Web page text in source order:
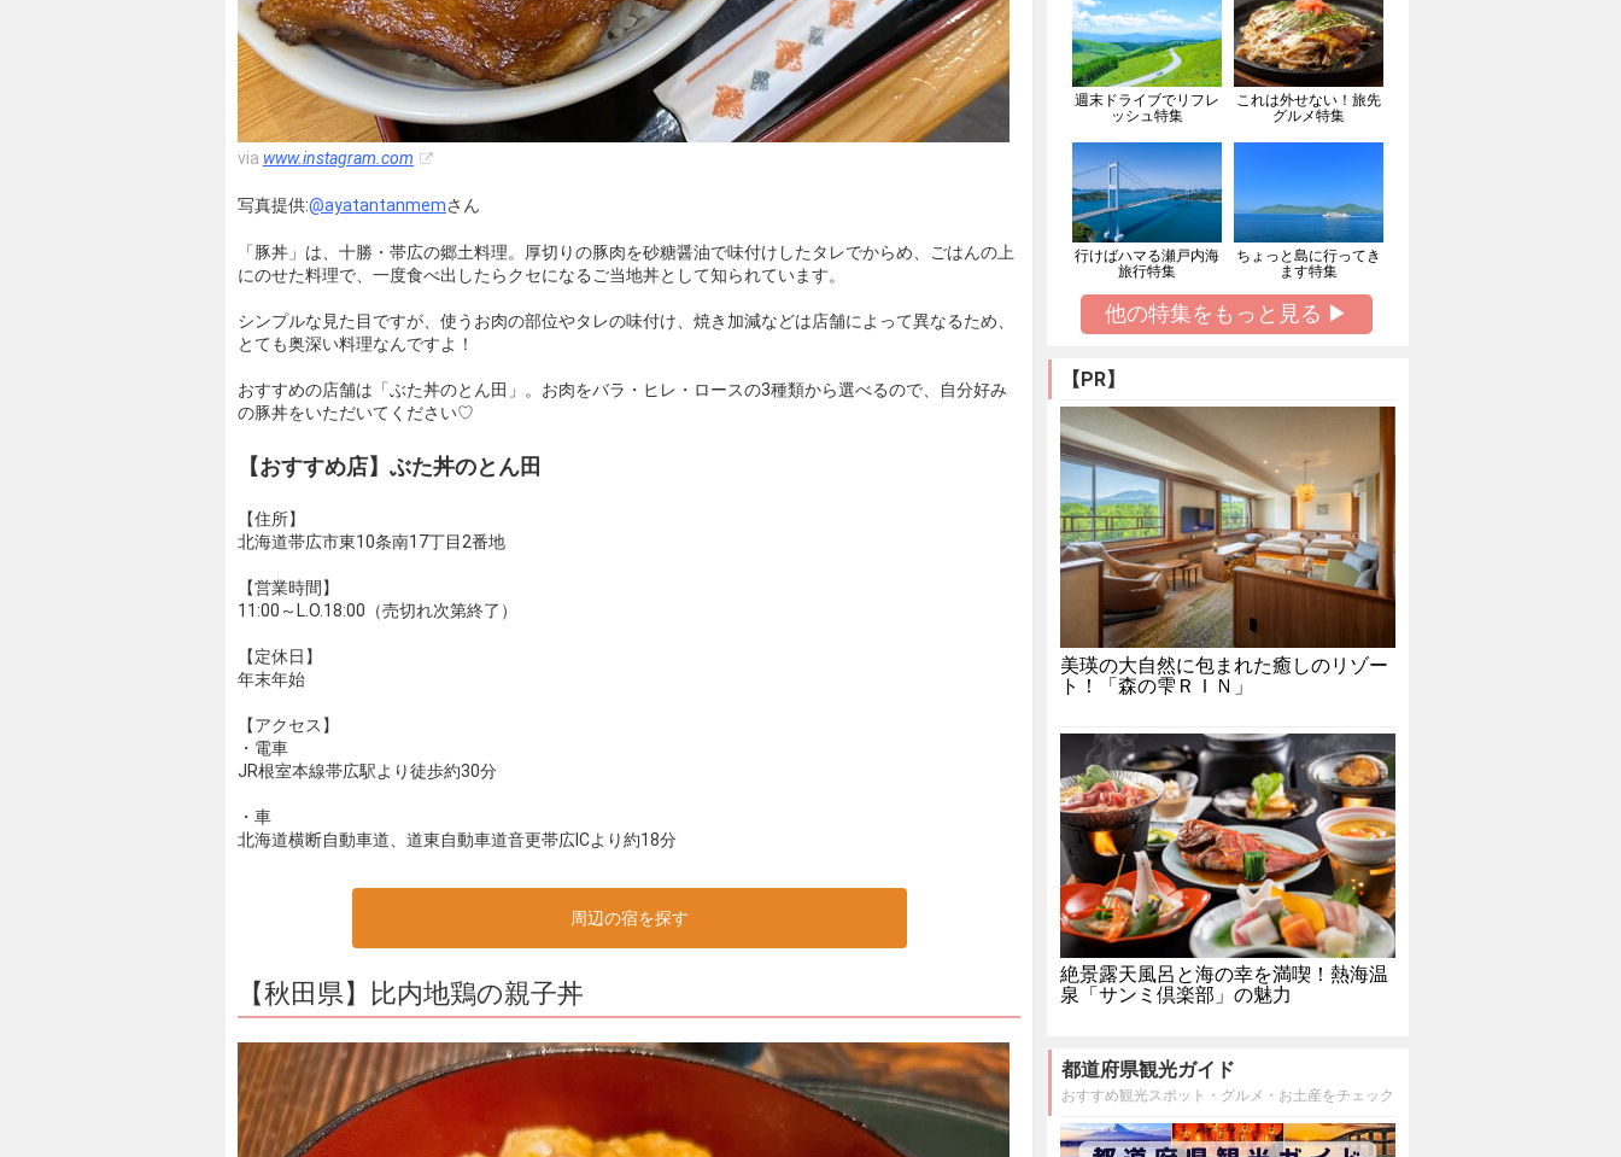
via www.instagram.com
写真提供:@ayatantanmemさん
「豚丼」は、十勝・帯広の郷土料理。厚切りの豚肉を砂糖醤油で味付けしたタレでからめ、ごはんの上
にのせた料理で、一度食べ出したらクセになるご当地丼として知られています。
シンプルな見た目ですが、使うお肉の部位やタレの味付け、焼き加減などは店舗によって異なるため、
とても奥深い料理なんですよ！
おすすめの店舗は「ぶた丼のとん田」。お肉をバラ・ヒレ・ロースの3種類から選べるので、自分好み
の豚丼をいただいてください♡
【おすすめ店】ぶた丼のとん田
【住所】
北海道帯広市東10条南17丁目2番地
【営業時間】
11:00～L.O.18:00（売切れ次第終了）
【定休日】
年末年始
【アクセス】
・電車
JR根室本線帯広駅より徒歩約30分
・車
北海道横断自動車道、道東自動車道音更帯広ICより約18分
周辺の宿を探す
【秋田県】比内地鶏の親子丼
週末ドライブでリフレ
ッシュ特集
これは外せない！旅先
グルメ特集
行けばハマる瀬戸内海
旅行特集
ちょっと島に行ってき
ます特集
他の特集をもっと見る ▶
【PR】
美瑛の大自然に包まれた癒しのリゾー
ト！「森の雫ＲＩＮ」
絶景露天風呂と海の幸を満喫！熱海温
泉「サンミ倶楽部」の魅力
都道府県観光ガイド
おすすめ観光スポット・グルメ・お土産をチェック